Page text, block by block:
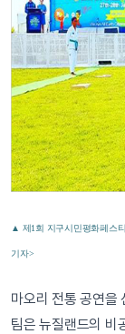
▲ 제1회 지구시민평화페스
기자>
마오리 전통 공연을
팀은 뉴질랜드의 비